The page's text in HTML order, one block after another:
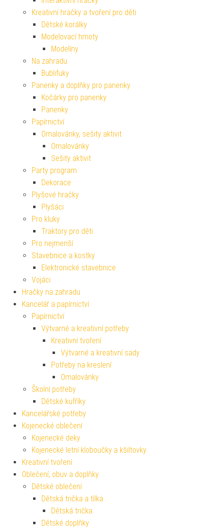
Kreativní hračky a tvoření pro děti
Dětské korálky
Modelovací hmoty
Modelíny
Na zahradu
Bublifuky
Panenky a doplňky pro panenky
Kočárky pro panenky
Panenky
Papírnictví
Omalovánky, sešity aktivit
Omalovánky
Sešity aktivit
Party program
Dekorace
Plyšové hračky
Plyšáci
Pro kluky
Traktory pro děti
Pro nejmenší
Stavebnice a kostky
Elektronické stavebnice
Vojáci
Hračky na zahradu
Kancelář a papírnictví
Papírnictví
Výtvarné a kreativní potřeby
Kreativní tvoření
Výtvarné a kreativní sady
Potřeby na kreslení
Omalovánky
Školní potřeby
Dětské kufříky
Kancelářské potřeby
Kojenecké oblečení
Kojenecké deky
Kojenecké letní kloboučky a kšiltovky
Kreativní tvoření
Oblečení, obuv a doplňky
Dětské oblečení
Dětská trička a tílka
Dětská trička
Dětské doplňky